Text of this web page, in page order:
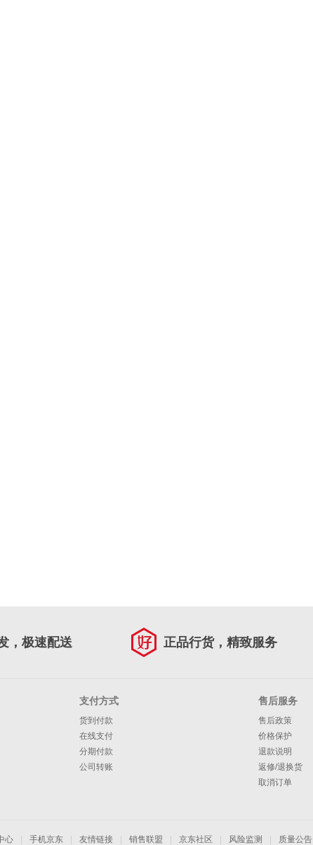
，极速配送 正品行货，精致服务
支付方式
货到付款
在线支付
分期付款
公司转账
售后服务
售后政策
价格保护
退款说明
返修/退换货
取消订单
心 手机京东 友情链接 销售联盟 京东社区 风险监测 质量公告